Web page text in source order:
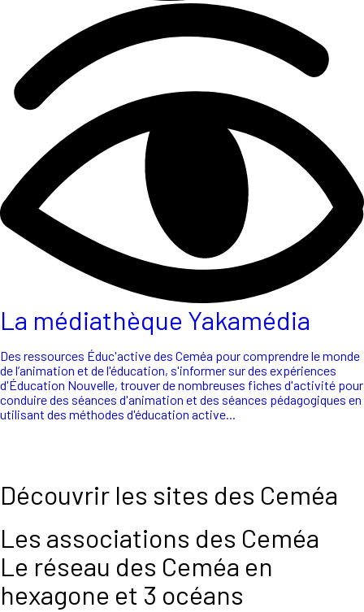
La médiathèque Yakamédia
Des ressources Éduc'active des Ceméa pour comprendre le monde
de l’animation et de l'éducation, s'informer sur des expériences
d'Éducation Nouvelle, trouver de nombreuses fiches d'activité pour
conduire des séances d'animation et des séances pédagogiques en
utilisant des méthodes d'éducation active...
Découvrir les sites des Ceméa
Les associations des Ceméa
Le réseau des Ceméa en
hexagone et 3 océans